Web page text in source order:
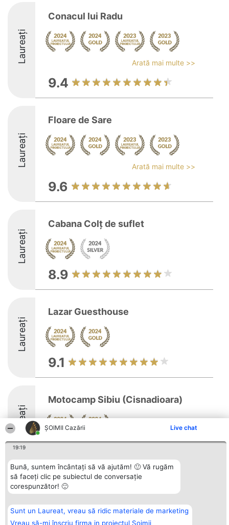
ȘOIMII Cazării Live chat
19:19
Bună, suntem încântați să vă ajutăm! 🙂 Vă rugăm
să faceți clic pe subiectul de conversație
corespunzător! 🙂
Sunt un Laureat, vreau să ridic materiale de marketing
Vreau să-mi înscriu firma in proiectul Șoimii
Laureați
Conacul lui Radu
Arată mai multe >>
9.4
Laureați
Floare de Sare
Arată mai multe >>
9.6
Laureați
Cabana Colț de suflet
8.9
Laureați
Lazar Guesthouse
9.1
Laureați
Motocamp Sibiu (Cisnadioara)
Organizator Ranking
BRIGHT SOLUTIONS BR SRL
Sc. A Et. 4 Ap. 13 Cod 061952
Câștigătorii
Laureaților
Contact